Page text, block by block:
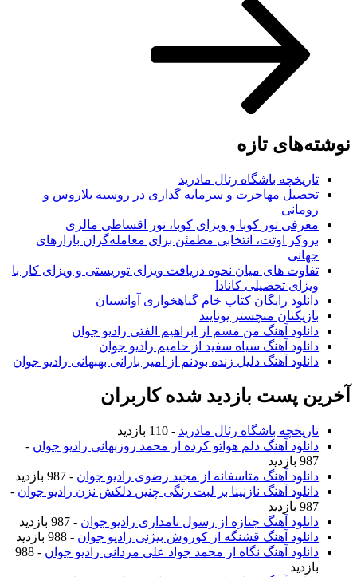
نوشته‌های تازه
تاریخچه باشگاه رئال مادرید
تحصیل مهاجرت و سرمایه گذاری در روسیه بلاروس و
رومانی
معرفی تور کوبا و ویزای کوبا، تور اقساطی مالزی
بروکر اوتت، انتخابی مطمئن برای معامله‌گران بازارهای
جهانی
تفاوت های میان نحوه دریافت ویزای توریستی و ویزای کار با
ویزای تحصیلی کانادا
دانلود رایگان کتاب خام گیاهخواری آوانسیان
بازیکنان منچستر یونایتد
دانلود آهنگ من مسم از ابراهیم الفتی رادیو جوان
دانلود آهنگ سیاه سفید از حامیم رادیو جوان
دانلود آهنگ دلیل زنده بودنم از امیر بارانی بهبهانی رادیو جوان
آخرین پست بازدید شده کاربران
تاریخچه باشگاه رئال مادرید - 110 بازدید
دانلود آهنگ دلم هواتو کرده از محمد روزبهانی رادیو جوان -
987 بازدید
دانلود آهنگ متاسفانه از مجید رضوی رادیو جوان - 987 بازدید
دانلود آهنگ نازنینا بر لبت رنگی چنین دلکش نزن رادیو جوان -
987 بازدید
دانلود آهنگ جنازه از رسول نامداری رادیو جوان - 987 بازدید
دانلود آهنگ قشنگه از کوروش بیژنی رادیو جوان - 988 بازدید
دانلود آهنگ نگاه از محمد جواد علی مردانی رادیو جوان
- 988
بازدید